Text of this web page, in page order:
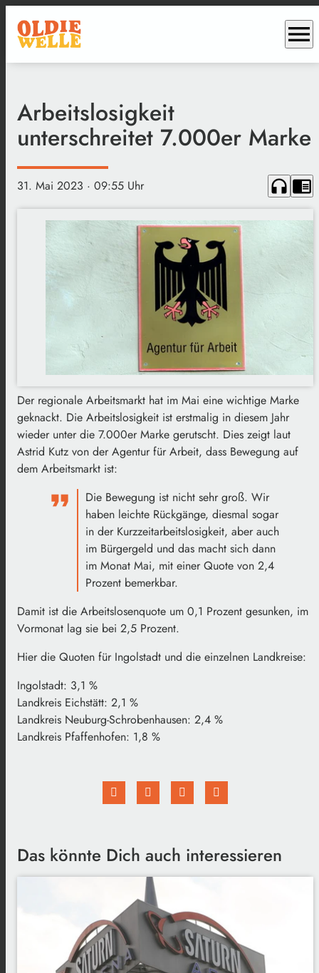
menu
Arbeitslosigkeit
unterschreitet 7.000er Marke
31. Mai 2023 · 09:55 Uhr headphones chrome_reader_mode
Der regionale Arbeitsmarkt hat im Mai eine wichtige Marke
geknackt. Die Arbeitslosigkeit ist erstmalig in diesem Jahr
wieder unter die 7.000er Marke gerutscht. Dies zeigt laut
Astrid Kutz von der Agentur für Arbeit, dass Bewegung auf
dem Arbeitsmarkt ist:
Die Bewegung ist nicht sehr groß. Wir
haben leichte Rückgänge, diesmal sogar
in der Kurzzeitarbeitslosigkeit, aber auch
im Bürgergeld und das macht sich dann
im Monat Mai, mit einer Quote von 2,4
Prozent bemerkbar.
Damit ist die Arbeitslosenquote um 0,1 Prozent gesunken, im
Vormonat lag sie bei 2,5 Prozent.
Hier die Quoten für Ingolstadt und die einzelnen Landkreise:
Ingolstadt: 3,1 %
Landkreis Eichstätt: 2,1 %
Landkreis Neuburg-Schrobenhausen: 2,4 %
Landkreis Pfaffenhofen: 1,8 %
Das könnte Dich auch interessieren